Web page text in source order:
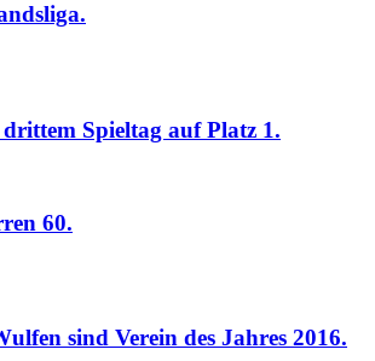
Spieltag auf Platz 1.
60.
sind Verein des Jahres 2016.